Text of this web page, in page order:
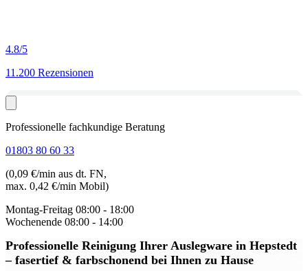
4.8/5
11.200 Rezensionen
Professionelle fachkundige Beratung
01803 80 60 33
(0,09 €/min aus dt. FN,
max. 0,42 €/min Mobil)
Montag-Freitag 08:00 - 18:00
Wochenende 08:00 - 14:00
Professionelle Reinigung Ihrer Auslegware in Hepstedt
– fasertief & farbschonend bei Ihnen zu Hause